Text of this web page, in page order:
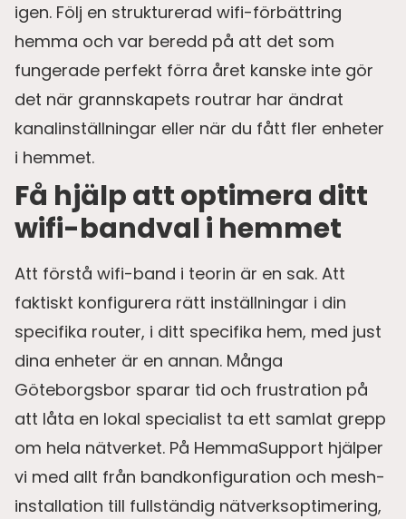
igen. Följ en strukturerad wifi-förbättring
hemma och var beredd på att det som
fungerade perfekt förra året kanske inte gör
det när grannskapets routrar har ändrat
kanalinställningar eller när du fått fler enheter
i hemmet.
Få hjälp att optimera ditt
wifi-bandval i hemmet
Att förstå wifi-band i teorin är en sak. Att
faktiskt konfigurera rätt inställningar i din
specifika router, i ditt specifika hem, med just
dina enheter är en annan. Många
Göteborgsbor sparar tid och frustration på
att låta en lokal specialist ta ett samlat grepp
om hela nätverket. På HemmaSupport hjälper
vi med allt från bandkonfiguration och mesh-
installation till fullständig nätverksoptimering,